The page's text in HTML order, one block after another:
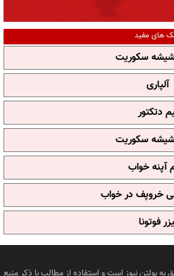
های مفید
سکوریت
آلپاری
دتکتور
سکوریت
آپنه خواب
خروپف در خواب
فوتونا